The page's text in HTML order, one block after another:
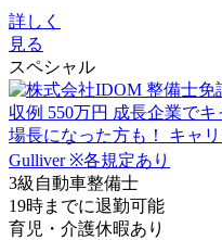
詳しく
見る
スペシャル
3級自動車整備士
19時までに退勤可能
育児・介護休暇あり